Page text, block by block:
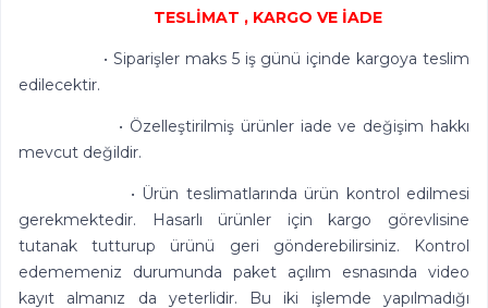
TESLİMAT , KARGO VE İADE
• Siparişler maks 5 iş günü içinde kargoya teslim
edilecektir.
• Özelleştirilmiş ürünler iade ve değişim hakkı
mevcut değildir.
• Ürün teslimatlarında ürün kontrol edilmesi
gerekmektedir. Hasarlı ürünler için kargo görevlisine
tutanak tutturup ürünü geri gönderebilirsiniz. Kontrol
edememeniz durumunda paket açılım esnasında video
kayıt almanız da yeterlidir. Bu iki işlemde yapılmadığı